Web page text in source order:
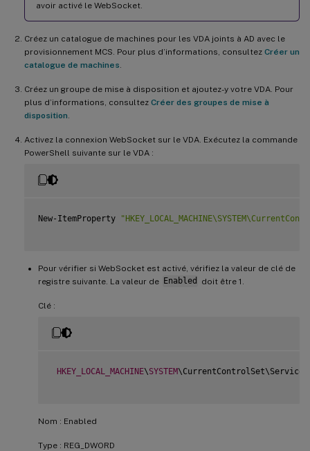
avoir activé le WebSocket.
Créez un catalogue de machines pour les VDA joints à AD avec le
provisionnement MCS. Pour plus d’informations, consultez Créer un
catalogue de machines
Créez un groupe de mise à disposition et ajoutez-y votre VDA. Pour
plus d’informations, consultez Créer des groupes de mise à
disposition
Activez la connexion WebSocket sur le VDA. Exécutez la commande
PowerShell suivante sur le VDA :
New-ItemProperty
Pour vérifier si WebSocket est activé, vérifiez la valeur de clé de
registre suivante. La valeur de Enabled doit être 1.
Clé :
HKEY_LOCAL_MACHINE\ SYSTEM
Nom : Enabled
Type : REG_DWORD